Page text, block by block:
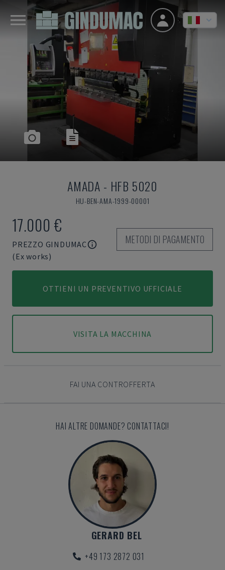
AMADA - HFB 5020
HU-BEN-AMA-1999-00001
17.000 €
PREZZO GINDUMAC
(Ex works)
METODI DI PAGAMENTO
OTTIENI UN PREVENTIVO UFFICIALE
VISITA LA MACCHINA
FAI UNA CONTROFFERTA
HAI ALTRE DOMANDE? CONTATTACI!
GERARD BEL
+49 173 2872 031